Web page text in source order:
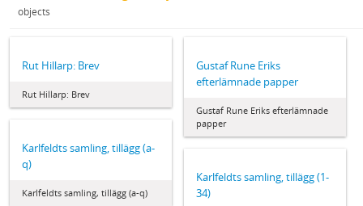
objects
Rut Hillarp: Brev
Rut Hillarp: Brev
Gustaf Rune Eriks
efterlämnade papper
Gustaf Rune Eriks efterlämnade
papper
Karlfeldts samling, tillägg (a-
q)
Karlfeldts samling, tillägg (a-q)
Karlfeldts samling, tillägg (1-
34)